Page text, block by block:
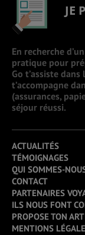
JE
En recherche
pratique pour
Go t’assiste
t’accompagne
(assurances,
séjour réussi.
ACTUALITÉS
TÉMOIGNAGES
QUI SOMMES-
CONTACT
PARTENAIRES
ILS NOUS FONT
PROPOSE TON
MENTIONS